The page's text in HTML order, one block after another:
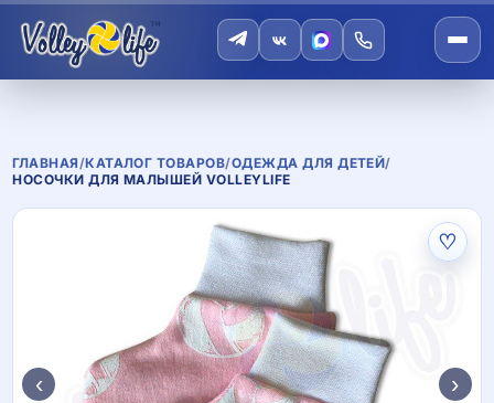
ГЛАВНАЯ/КАТАЛОГ ТОВАРОВ/ОДЕЖДА ДЛЯ ДЕТЕЙ/
НОСОЧКИ ДЛЯ МАЛЫШЕЙ VOLLEYLIFE
♡
‹ ›